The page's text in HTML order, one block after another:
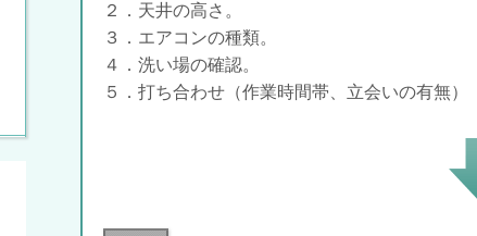
２．天井の高さ。
３．エアコンの種類。
４．洗い場の確認。
５．打ち合わせ（作業時間帯、立会いの有無）